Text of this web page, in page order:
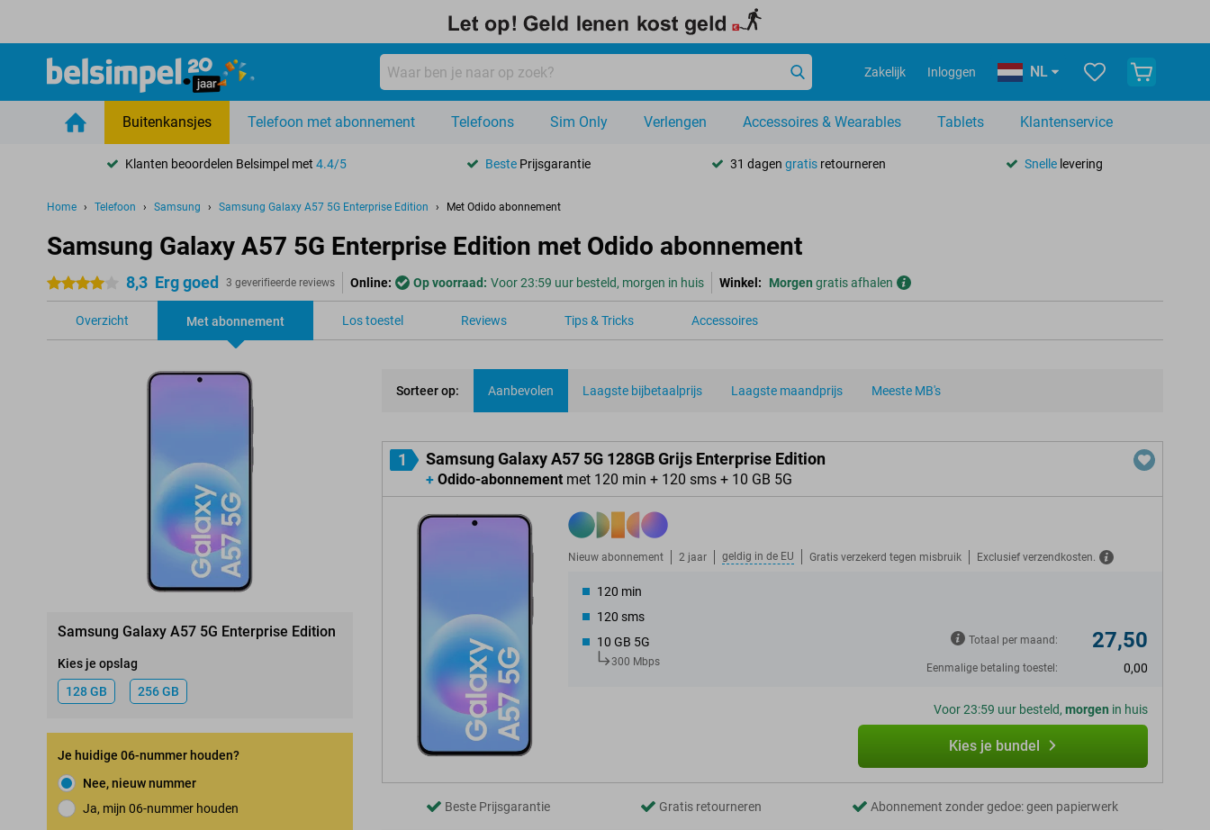
Zakelijk Inloggen NL
Buitenkansjes Telefoon met abonnement Telefoons Sim Only Verlengen Accessoires & Wearables Tablets Klantenservice
Klanten beoordelen Belsimpel met4.4/5 Beste Prijsgarantie 31 dagen gratisretourneren Snellelevering
Home Telefoon Samsung Samsung Galaxy A57 5G Enterprise Edition Met Odido abonnement
Samsung Galaxy A57 5G Enterprise Edition met Odido abonnement
4 sterren 8,3 Erg goed 3 geverifieerde reviews Online: Op voorraad: Voor 23:59 uur besteld, morgen in huis Winkel: Morgen gratis afhalen
Overzicht Met abonnement Los toestel Reviews Tips & Tricks Accessoires
Samsung Galaxy A57 5G Enterprise Edition
Kies je opslag
128 GB
256 GB
Je huidige 06-nummer houden?
Nee, nieuw nummer
Ja, mijn 06-nummer houden
Sorteer op: Aanbevolen Laagste bijbetaalprijs Laagste maandprijs Meeste MB's
1 Samsung Galaxy A57 5G 128GB Grijs Enterprise Edition
+ Odido-abonnement met 120 min + 120 sms + 10 GB 5G
Nieuw abonnement 2 jaar geldig in de EU Gratis verzekerd tegen misbruik Exclusief verzendkosten.
120 min
120 sms
10 GB 5G
300 Mbps
Totaal per maand: 27,50
Eenmalige betaling toestel: 0,00
Voor 23:59 uur besteld, morgen in huis
Kies je bundel
Beste Prijsgarantie Gratis retourneren Abonnement zonder gedoe: geen papierwerk